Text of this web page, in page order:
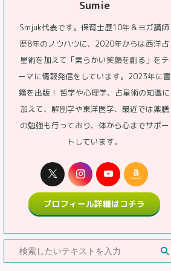
Sumie
Smjuk代表です。保育士歴10年＆ヨガ講師
歴8年のノウハウに、2020年からは西洋占
星術を加えて「柔らかい笑顔を創る」をテ
ーマに情報発信をしています。2023年に書
籍を出版！ 哲学や心理学、占星術の知識に
加えて、解剖学や東洋医学、最近では薬膳
の勉強も行っており、体から心までサポー
トしています。
プロフィール詳細はコチラ